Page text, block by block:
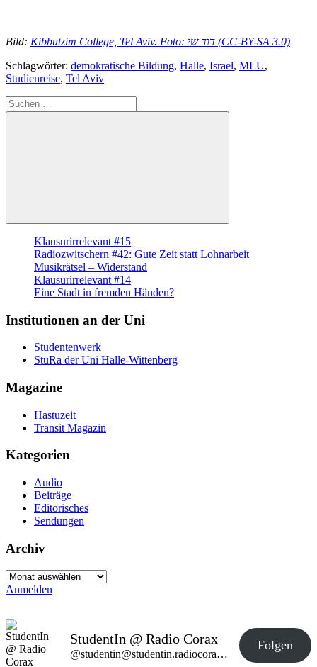
Bild:
Kibbutzim College, Tel Aviv. Foto: דוד שי (CC-BY-SA 3.0)
Schlagwörter: demokratische Bildung, Halle, Israel, MLU,
Studienreise, Tel Aviv
Suche
nach:
Suchen
Klausurirrelevant #15
Radiozwitschern #42: Gute Zeit statt Lohnarbeit
Musikrätsel – Widerstand
Klausurirrelevant #14
Eine Stadt in fremden Händen?
Institutionen an der Uni
Studentenwerk
StuRa der Uni Halle-Wittenberg
Magazine
Hastuzeit
Transit Magazin
Kategorien
Audio
Beiträge
Editorisches
Sendungen
Archiv
Archiv
Anmelden
StudentIn @ Radio Corax
@studentin@studentin.radiocorax.de
Folgen